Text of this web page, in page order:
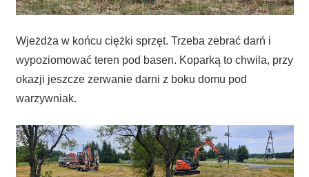
Wjeżdża w końcu ciężki sprzęt. Trzeba zebrać darń i
wypoziomować teren pod basen. Koparką to chwila, przy
okazji jeszcze zerwanie darni z boku domu pod
warzywniak.